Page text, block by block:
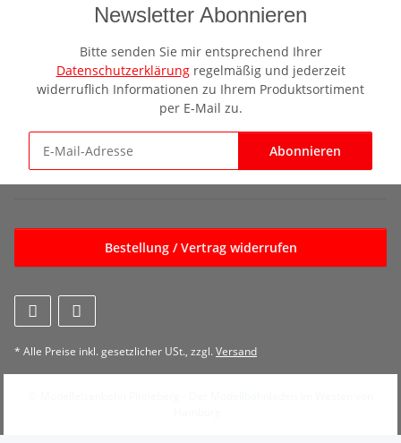
Newsletter Abonnieren
Bitte senden Sie mir entsprechend Ihrer
Datenschutzerklärungregelmäßig und jederzeit
widerruflich Informationen zu Ihrem Produktsortiment
per E-Mail zu.
Abonnieren
Bestellung / Vertrag widerrufen
* Alle Preise inkl. gesetzlicher USt., zzgl.Versand